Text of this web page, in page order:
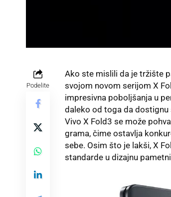
Podelite
Ako ste mislili da je tržište
svojom novom serijom X
impresivna poboljšanja u
daleko od toga da dostignu
Vivo X Fold3 se može
grama, čime ostavlja
sebe. Osim što je lakši, X
standarde u dizajnu